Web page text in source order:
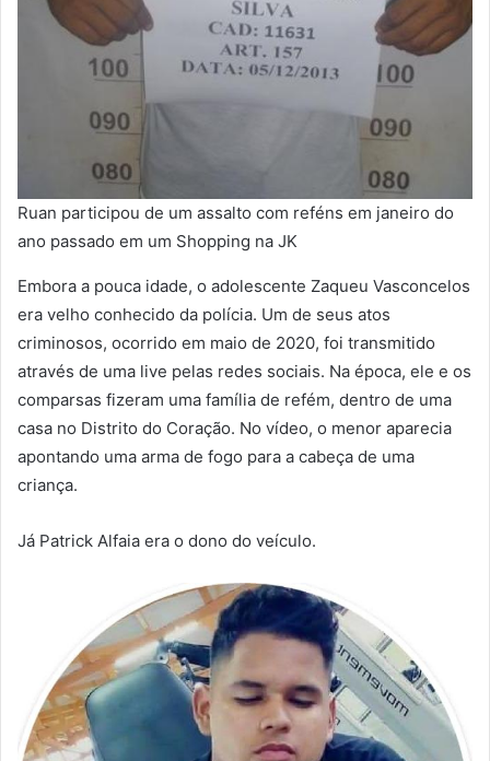
Ruan participou de um assalto com reféns em janeiro do
ano passado em um Shopping na JK
Embora a pouca idade, o adolescente Zaqueu Vasconcelos
era velho conhecido da polícia. Um de seus atos
criminosos, ocorrido em maio de 2020, foi transmitido
através de uma live pelas redes sociais. Na época, ele e os
comparsas fizeram uma família de refém, dentro de uma
casa no Distrito do Coração. No vídeo, o menor aparecia
apontando uma arma de fogo para a cabeça de uma
criança.
Já Patrick Alfaia era o dono do veículo.